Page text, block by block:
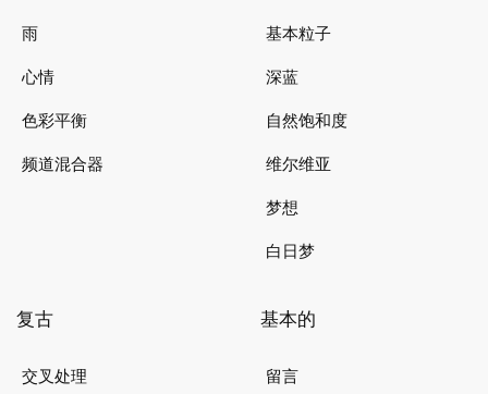
雨
心情
色彩平衡
频道混合器
基本粒子
深蓝
自然饱和度
维尔维亚
梦想
白日梦
复古
交叉处理
基本的
留言